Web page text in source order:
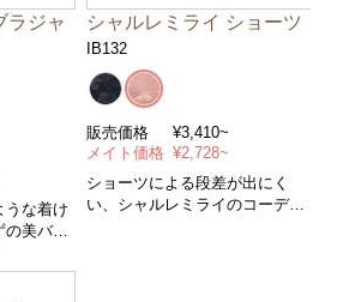
ラジャ
うな着け
の美バス
シャルレミライ ショーツ
IB132
販売価格
¥3,410~
メイト価格 ¥2,728~
ショーツによる段差が出にく
い、シャルレミライのコーディ